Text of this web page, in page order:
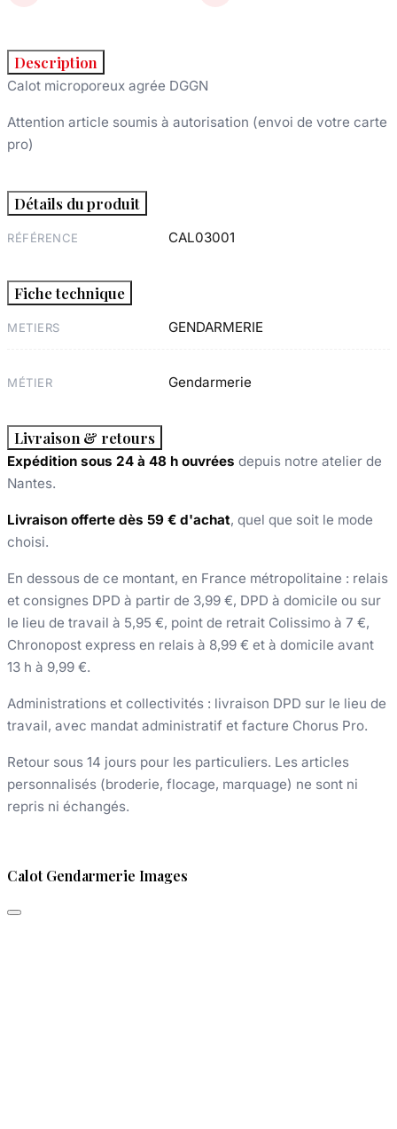
Description
Calot microporeux agrée DGGN
Attention article soumis à autorisation (envoi de votre carte
pro)
Détails du produit
RÉFÉRENCE CAL03001
Fiche technique
METIERS GENDARMERIE
MÉTIER Gendarmerie
Livraison & retours
Expédition sous 24 à 48 h ouvrées depuis notre atelier de
Nantes.
Livraison offerte dès 59 € d'achat, quel que soit le mode
choisi.
En dessous de ce montant, en France métropolitaine : relais
et consignes DPD à partir de 3,99 €, DPD à domicile ou sur
le lieu de travail à 5,95 €, point de retrait Colissimo à 7 €,
Chronopost express en relais à 8,99 € et à domicile avant
13 h à 9,99 €.
Administrations et collectivités : livraison DPD sur le lieu de
travail, avec mandat administratif et facture Chorus Pro.
Retour sous 14 jours pour les particuliers. Les articles
personnalisés (broderie, flocage, marquage) ne sont ni
repris ni échangés.
Calot Gendarmerie Images